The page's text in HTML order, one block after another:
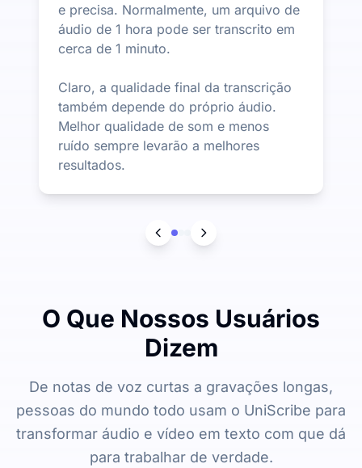
e precisa. Normalmente, um arquivo de
áudio de 1 hora pode ser transcrito em
cerca de 1 minuto.
Claro, a qualidade final da transcrição
também depende do próprio áudio.
Melhor qualidade de som e menos
ruído sempre levarão a melhores
resultados.
O Que Nossos Usuários
Dizem
De notas de voz curtas a gravações longas,
pessoas do mundo todo usam o UniScribe para
transformar áudio e vídeo em texto com que dá
para trabalhar de verdade.